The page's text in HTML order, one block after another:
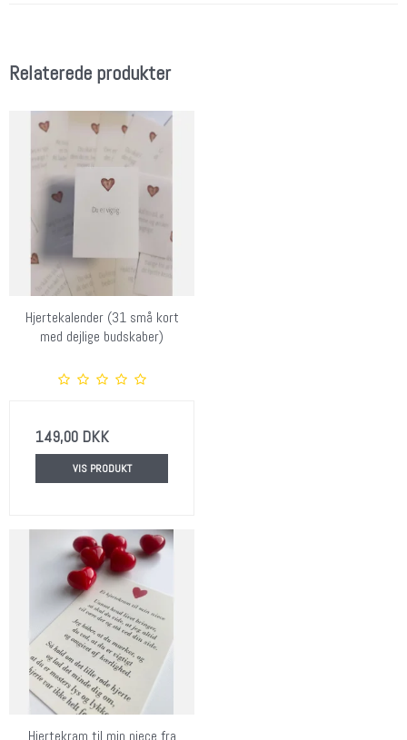
Relaterede produkter
Hjertekalender (31 små kort
med dejlige budskaber)
149,00 DKK
VIS PRODUKT